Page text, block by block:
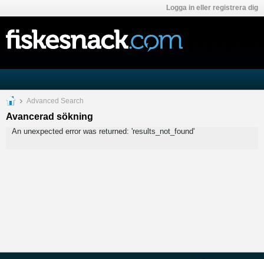
Logga in eller registrera dig
Advanced Search
Avancerad sökning
An unexpected error was returned: 'results_not_found'